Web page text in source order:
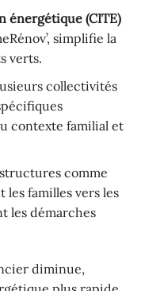
énergétique (CITE)
simplifie la
verts.
collectivités
contexte familial et
comme
les familles vers les
les démarches
diminue,